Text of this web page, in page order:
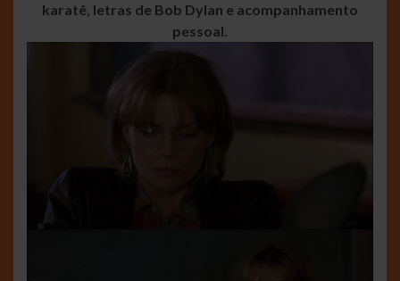
karatê, letras de Bob Dylan e acompanhamento
pessoal.